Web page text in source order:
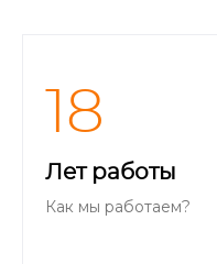
18
Лет работы
Как мы работаем?